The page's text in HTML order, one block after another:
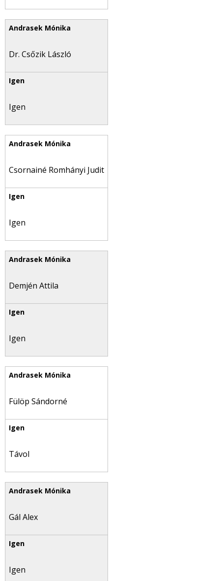
Dr. Csőzik László
Igen
Csornainé Romhányi Judit
Igen
Demjén Attila
Igen
Fülöp Sándorné
Távol
Gál Alex
Igen